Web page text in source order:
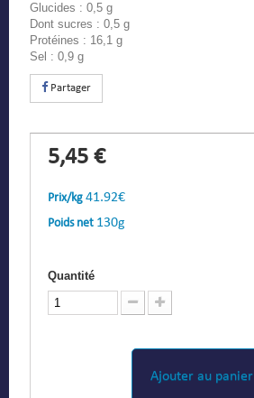
Glucides : 0,5 g
Dont sucres : 0,5 g
Protéines : 16,1 g
Sel : 0,9 g
Partager
5,45 €
Prix/kg 41.92€
Poids net 130g
Quantité
Ajouter au panier